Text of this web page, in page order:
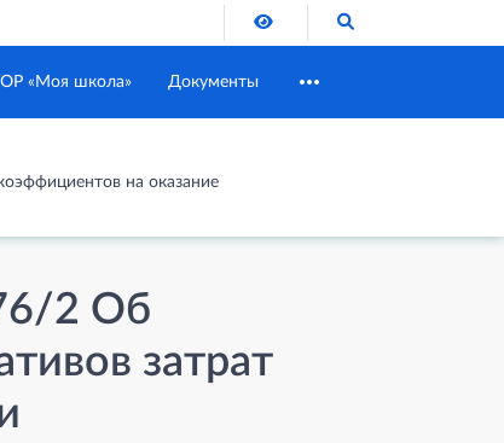
Версия для слабовидящих
«Моя школа» Документы
на оказание
2 Об
затрат